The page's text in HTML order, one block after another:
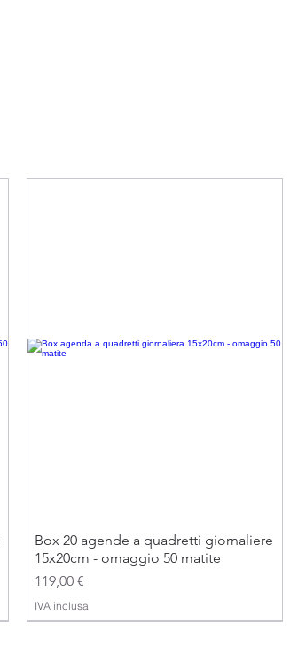
Box 20 agende a quadretti giornaliere
15x20cm - omaggio 50 matite
Prezzo
119,00 €
IVA inclusa